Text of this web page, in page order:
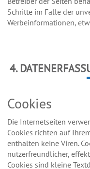
Schritte im Falle der
Werbeinformationen,
4.
Cookies
Die Internetseiten
Cookies richten auf
enthalten keine Viren.
nutzerfreundlicher,
Cookies sind kleine